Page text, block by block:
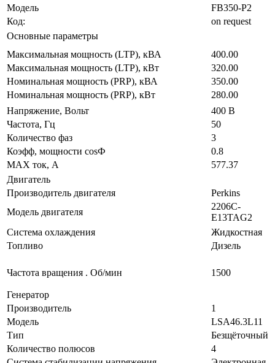
Модель
FB350-P2
Код:
on request
Основные параметры
Максимальная мощность (LTP), кВА
400.00
Максимальная мощность (LTP), кВт
320.00
Номинальная мощность (PRP), кВА
350.00
Номинальная мощность (PRP), кВт
280.00
Напряжение, Вольт
400 В
Частота, Гц
50
Количество фаз
3
Коэфф, мощности cosФ
0.8
MAX ток, А
577.37
Двигатель
Производитель двигателя
Perkins
Модель двигателя
2206C-
E13TAG2
Система охлаждения
Жидкостная
Топливо
Дизель
Частота вращения . Об/мин 1500
Генератор
Производитель
1
Модель
LSA46.3L11
Тип
Безщёточный
Количество полюсов
4